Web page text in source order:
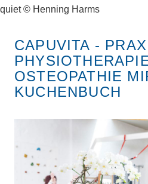
CAPUVITA -
OSTEOPATHIE
KUCHENBUCH